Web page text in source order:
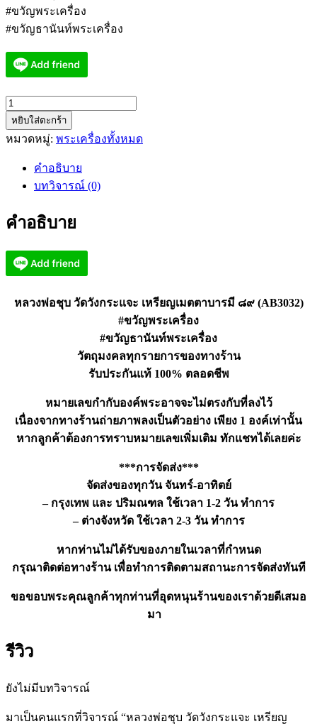
#ขวัญพระเครื่อง
#ขวัญธานันท์พระเครื่อง
จำนวน
หลวง
พ่อ
เหรียญ
บารมี
(AB3032)
หยิบใส่ตะกร้า
หมวดหมู่: พระเครื่องทั้งหมด
คำอธิบาย
บทวิจารณ์ (0)
คำอธิบาย
หลวงพ่อชุบ วัดวังกระแจะ เหรียญเมตตาบารมี ๘๙ (AB3032)
#ขวัญพระเครื่อง
#ขวัญธานันท์พระเครื่อง
วัตถุมงคลทุกรายการของทางร้าน
รับประกันแท้ 100% ตลอดชีพ
หมายเลขกำกับองค์พระอาจจะไม่ตรงกับที่ลงไว้
เนื่องจากทางร้านถ่ายภาพลงเป็นตัวอย่าง เพียง 1 องค์เท่านั้น
หากลูกค้าต้องการทราบหมายเลขเพิ่มเติม ทักแชทได้เลยค่ะ
***การจัดส่ง***
จัดส่งของทุกวัน จันทร์-อาทิตย์
– กรุงเทพ และ ปริมณฑล ใช้เวลา 1-2 วัน ทำการ
– ต่างจังหวัด ใช้เวลา 2-3 วัน ทำการ
หากท่านไม่ได้รับของภายในเวลาที่กำหนด
กรุณาติดต่อทางร้าน เพื่อทำการติดตามสถานะการจัดส่งทันที
ขอขอบพระคุณลูกค้าทุกท่านที่อุดหนุนร้านของเราด้วยดีเสมอ
มา
รีวิว
ยังไม่มีบทวิจารณ์
มาเป็นคนแรกที่วิจารณ์ “หลวงพ่อชุบ วัดวังกระแจะ เหรียญ